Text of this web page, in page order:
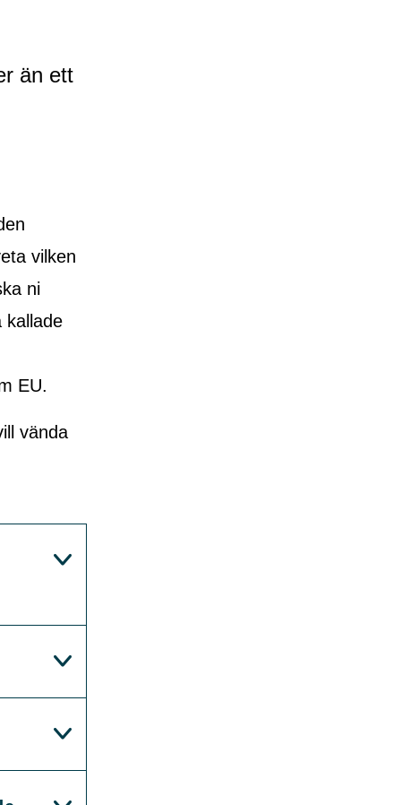
än ett
vilken
ni
kallade
EU.
vända